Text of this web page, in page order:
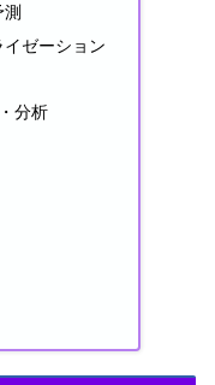
ゼーション
分析